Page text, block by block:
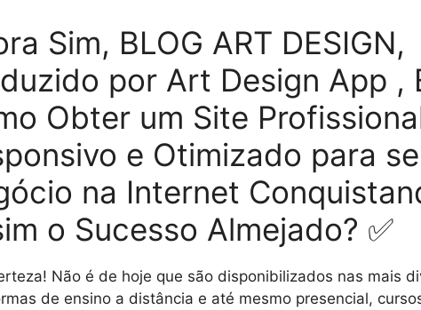
Sim, BLOG ART DESIGN,
por Art Design App ,
Obter um Site
e Otimizado para
na Internet
o Sucesso Almejado? ✅
Não é de hoje que são disponibilizados nas mais
de ensino a distância e até mesmo presencial,